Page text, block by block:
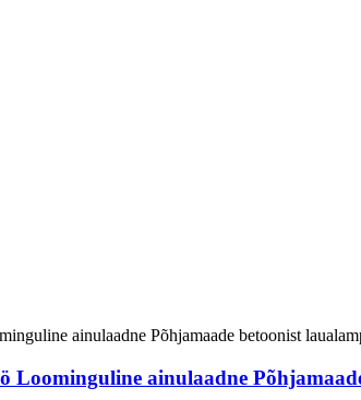
Loominguline ainulaadne